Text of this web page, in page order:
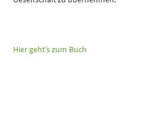
Hier geht’s zum Buch